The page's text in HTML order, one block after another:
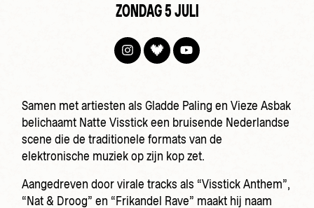
ZONDAG 5 JULI
Samen met artiesten als Gladde Paling en Vieze Asbak
belichaamt Natte Visstick een bruisende Nederlandse
scene die de traditionele formats van de
elektronische muziek op zijn kop zet.
Aangedreven door virale tracks als “Visstick Anthem”,
“Nat & Droog” en “Frikandel Rave” maakt hij naam